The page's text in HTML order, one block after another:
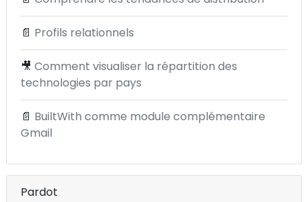
📄 Profils relationnels
🎥 Comment visualiser la répartition des
technologies par pays
📄 BuiltWith comme module complémentaire
Gmail
Pardot